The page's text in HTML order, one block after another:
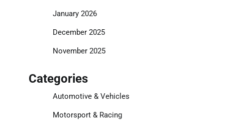
January 2026
December 2025
November 2025
Categories
Automotive & Vehicles
Motorsport & Racing